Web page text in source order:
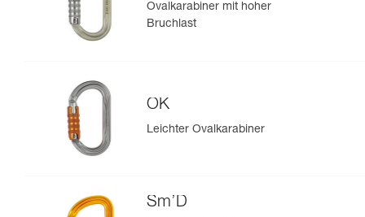
Ovalkarabiner mit hoher
Bruchlast
OK
Leichter Ovalkarabiner
Sm’D